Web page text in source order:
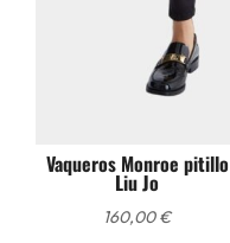
Vaqueros Monroe pitillo
Liu Jo
160,00€